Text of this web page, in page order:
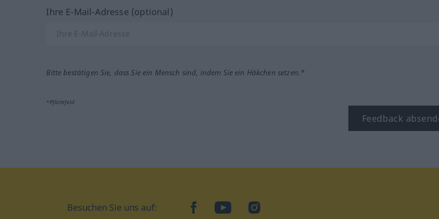
Ihre E-Mail-Adresse (optional)
Bitte bestätigen Sie, dass Sie ein Mensch sind, indem Sie ein Häkchen setzen.*
*Pflichtfeld
Feedback
Besuchen Sie uns auf: facebookYouTubeInstagram